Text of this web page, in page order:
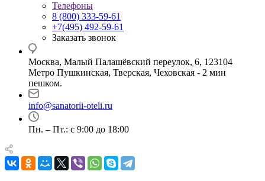
Телефоны
8 (800) 333-59-61
+7(495) 492-59-61
Заказать звонок
Москва, Малый Палашёвский переулок, 6, 123104
Метро Пушкинская, Тверская, Чеховская - 2 мин
пешком.
info@sanatorii-oteli.ru
Пн. – Пт.: с 9:00 до 18:00